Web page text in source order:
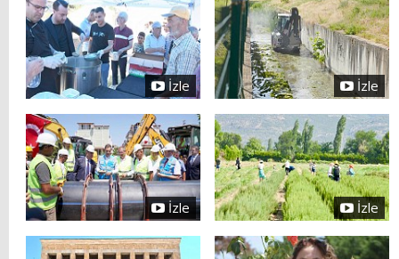
İzle İzle
İzle İzle